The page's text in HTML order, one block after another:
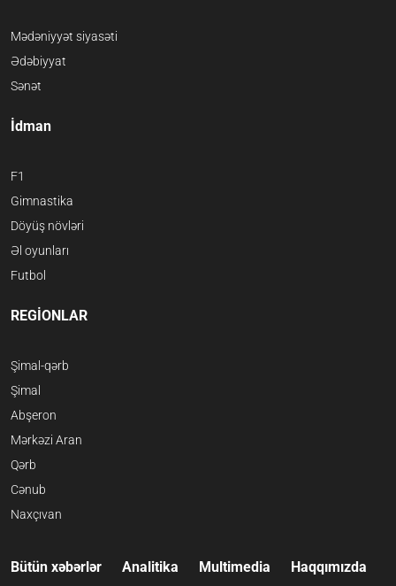
Mədəniyyət siyasəti
Ədəbiyyat
Sənət
İdman
F1
Gimnastika
Döyüş növləri
Əl oyunları
Futbol
REGİONLAR
Şimal-qərb
Şimal
Abşeron
Mərkəzi Aran
Qərb
Cənub
Naxçıvan
Bütün xəbərlər Analitika Multimedia
Haqqımızda